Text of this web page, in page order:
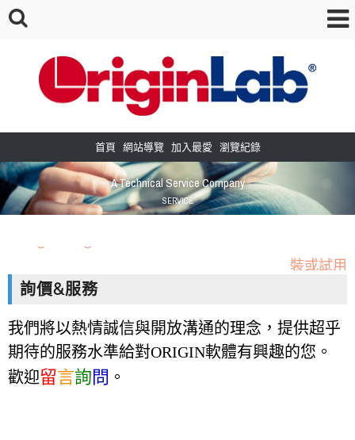
首頁 網站導覽 加入最愛 瀏覽紀錄
A Technical Service Company
SERVICE
裝或試用
OriginLab 的小工具APP，目前下載與使用者越來越多，歡迎
［新增］常見問題教學區--點選查看更多教學內容
Origin/OriginPro2026b正式推出! 歡迎到下載專區安
詢價&服務
我們將以熱情誠信與開放溝通的理念，提供超乎
期待的服務水準給對ORIGIN軟體有興趣的您。
歡迎留言詢問 。